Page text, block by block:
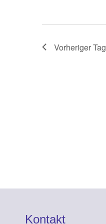
Vorheriger Tag
Kontakt